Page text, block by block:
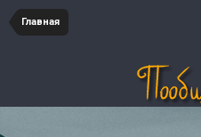
Главная